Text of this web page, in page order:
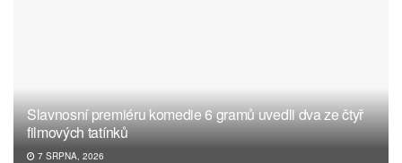
Slavnosní premiéru komedie 6 gramů uvedli dva ze čtyř
filmových tatínků
7 SRPNA, 2026